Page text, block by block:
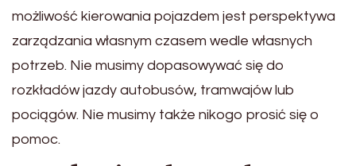
możliwość kierowania pojazdem jest perspektywa
zarządzania własnym czasem wedle własnych
potrzeb. Nie musimy dopasowywać się do
rozkładów jazdy autobusów, tramwajów lub
pociągów. Nie musimy także nikogo prosić się o
pomoc.